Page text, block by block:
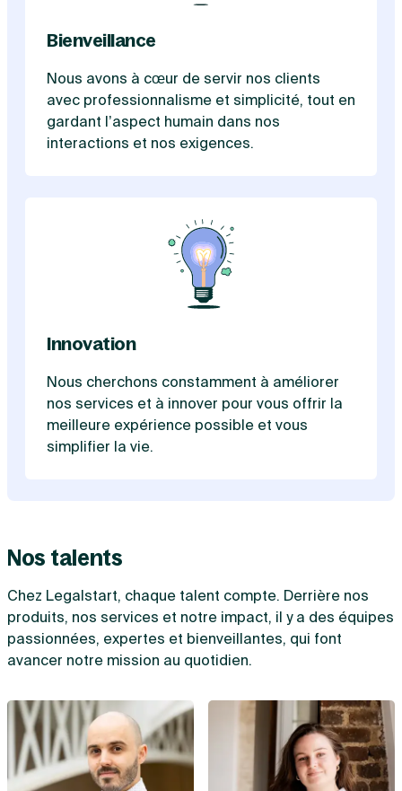
Bienveillance
Nous avons à cœur de servir nos clients
avec professionnalisme et simplicité, tout en
gardant l’aspect humain dans nos
interactions et nos exigences.
Innovation
Nous cherchons constamment à améliorer
nos services et à innover pour vous offrir la
meilleure expérience possible et vous
simplifier la vie.
Nos talents
Chez Legalstart, chaque talent compte. Derrière nos
produits, nos services et notre impact, il y a des équipes
passionnées, expertes et bienveillantes, qui font
avancer notre mission au quotidien.